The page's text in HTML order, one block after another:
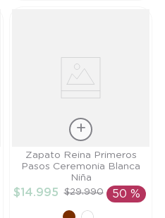
Talla
AÑADIR AL
CARRITO
Zapato Reina Primeros
Pasos Ceremonia Blanca
Niña
$14.995 $29.990 50 %